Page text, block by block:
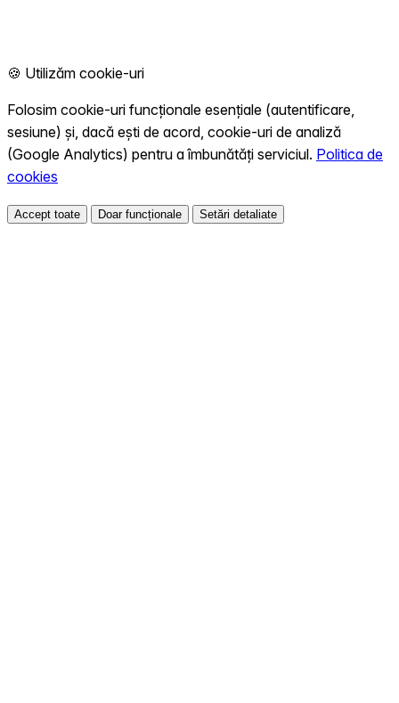
🍪 Utilizăm cookie-uri
Folosim cookie-uri funcționale esențiale (autentificare,
sesiune) și, dacă ești de acord, cookie-uri de analiză
(Google Analytics) pentru a îmbunătăți serviciul. Politica de
cookies
Accept toate Doar funcționale Setări detaliate